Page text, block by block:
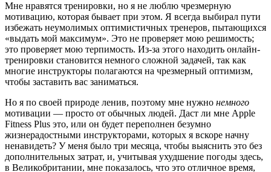
Мне нравятся тренировки, но я не люблю чрезмерную
мотивацию, которая бывает при этом. Я всегда выбирал пути
избежать неумолимых оптимистичных тренеров, пытающихся
«выдать мой максимум». Это не проверяет мою решимость;
это проверяет мою терпимость. Из-за этого находить онлайн-
тренировки становится немного сложной задачей, так как
многие инструкторы полагаются на чрезмерный оптимизм,
чтобы заставить вас заниматься.
Но я по своей природе ленив, поэтому мне нужно немного
мотивации — просто от обычных людей. Даст ли мне Apple
Fitness Plus это, или он будет переполнен безумно
жизнерадостными инструкторами, которых я вскоре начну
ненавидеть? У меня было три месяца, чтобы выяснить это без
дополнительных затрат, и, учитывая ухудшение погоды здесь,
в Великобритании, мне показалось, что это отличное время,